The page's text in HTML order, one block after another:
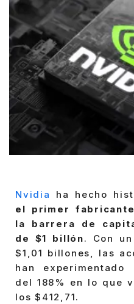
Nvidia
ha hecho
el primer
la barrera de
de $1 billón. Con
$1,01 billones, las
han
del 188% en lo que
los $412,71.